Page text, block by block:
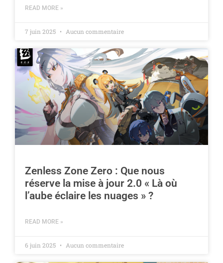
READ MORE »
7 juin 2025 Aucun commentaire
Zenless Zone Zero : Que nous
réserve la mise à jour 2.0 « Là où
l’aube éclaire les nuages » ?
READ MORE »
6 juin 2025 Aucun commentaire